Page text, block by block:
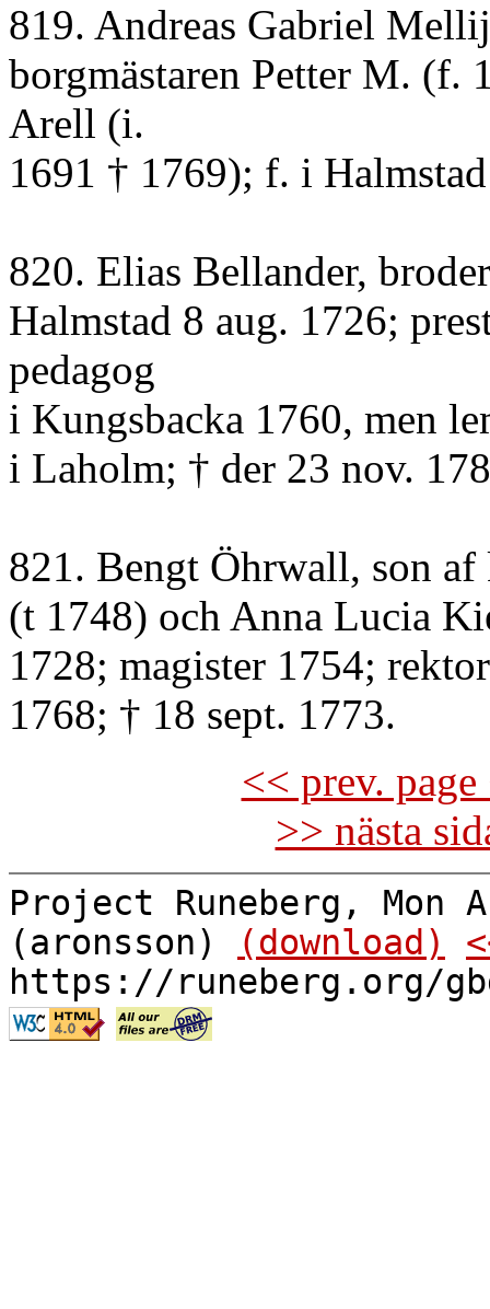
819. Andreas Gabriel
borgmästaren Petter M. (f.
Arell (i.
1691 † 1769); f. i
820. Elias Bellander,
Halmstad 8 aug. 1726;
pedagog
i Kungsbacka 1760, men
i Laholm; † der 23 nov.
821. Bengt Öhrwall, son
(t 1748) och Anna Lucia
1728; magister 1754;
1768; † 18 sept. 1773.
<< prev.
>> nästa
Project Runeberg, Mon
(aronsson)
(download)
https://runeberg.org/